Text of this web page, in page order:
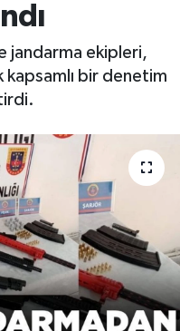
jandarma ekipleri,
kapsamlı bir denetim